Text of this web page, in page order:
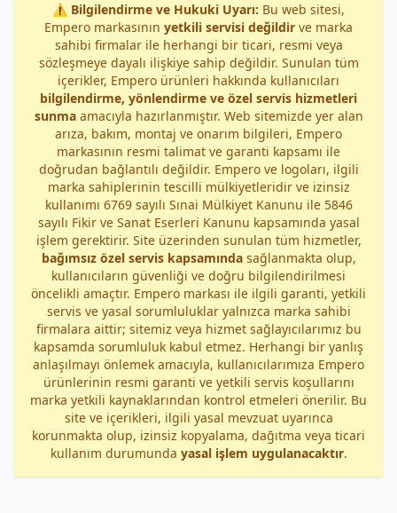
⚠️ Bilgilendirme ve Hukuki Uyarı: Bu web sitesi,
Empero markasının yetkili servisi değildir ve marka
sahibi firmalar ile herhangi bir ticari, resmi veya
sözleşmeye dayalı ilişkiye sahip değildir. Sunulan tüm
içerikler, Empero ürünleri hakkında kullanıcıları
bilgilendirme, yönlendirme ve özel servis hizmetleri
sunmaamacıyla hazırlanmıştır. Web sitemizde yer alan
arıza, bakım, montaj ve onarım bilgileri, Empero
markasının resmi talimat ve garanti kapsamı ile
doğrudan bağlantılı değildir. Empero ve logoları, ilgili
marka sahiplerinin tescilli mülkiyetleridir ve izinsiz
kullanımı 6769 sayılı Sınai Mülkiyet Kanunu ile 5846
sayılı Fikir ve Sanat Eserleri Kanunu kapsamında yasal
işlem gerektirir. Site üzerinden sunulan tüm hizmetler,
bağımsız özel servis kapsamındasağlanmakta olup,
kullanıcıların güvenliği ve doğru bilgilendirilmesi
öncelikli amaçtır. Empero markası ile ilgili garanti, yetkili
servis ve yasal sorumluluklar yalnızca marka sahibi
firmalara aittir; sitemiz veya hizmet sağlayıcılarımız bu
kapsamda sorumluluk kabul etmez. Herhangi bir yanlış
anlaşılmayı önlemek amacıyla, kullanıcılarımıza Empero
ürünlerinin resmi garanti ve yetkili servis koşullarını
marka yetkili kaynaklarından kontrol etmeleri önerilir. Bu
site ve içerikleri, ilgili yasal mevzuat uyarınca
korunmakta olup, izinsiz kopyalama, dağıtma veya ticari
kullanım durumunda yasal işlem uygulanacaktır.